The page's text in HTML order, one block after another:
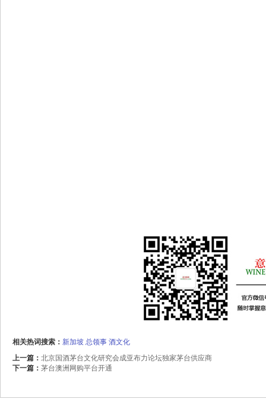
相关热词搜索： 新加坡 总领事 酒文化
上一篇： 北京国酒茅台文化研究会成亚布力论坛独家茅台供应商
下一篇： 茅台澳洲网购平台开通